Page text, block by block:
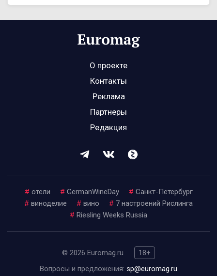
О проекте
Контакты
Реклама
Партнеры
Редакция
# отели # GermanWineDay # Санкт-Петербург
# виноделие # вино # 7 настроений Рислинга
# Riesling Weeks Russia
© 2026 Euromag.ru
18+
Вопросы и предложения: sp@euromag.ru